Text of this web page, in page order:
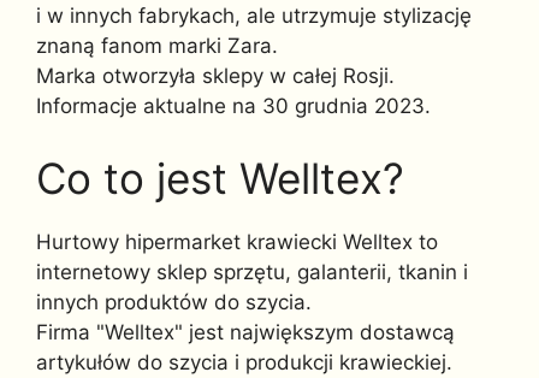
i w innych fabrykach, ale utrzymuje stylizację
znaną fanom marki Zara.
Marka otworzyła sklepy w całej Rosji.
Informacje aktualne na 30 grudnia 2023.
Co to jest Welltex?
Hurtowy hipermarket krawiecki Welltex to
internetowy sklep sprzętu, galanterii, tkanin i
innych produktów do szycia.
Firma "Welltex" jest największym dostawcą
artykułów do szycia i produkcji krawieckiej.